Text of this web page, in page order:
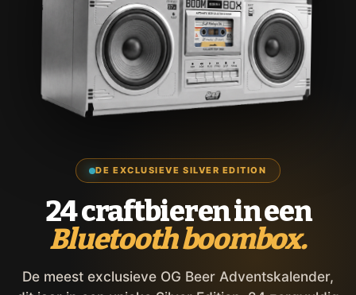
DE EXCLUSIEVE SILVER EDITION
24 craftbieren in een
Bluetooth boombox.
De meest exclusieve OG Beer Adventskalender,